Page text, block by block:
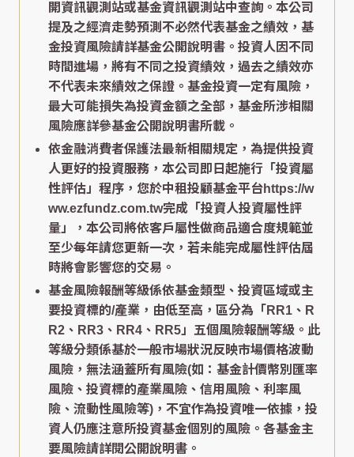
開資訊觀測站或基金資訊觀測站中查詢。本公司
提及之經濟走勢預測不必然代表基金之績效，基
金投資風險請詳基金公開說明書。投資人因不同
時間進場，將有不同之投資績效，過去之績效亦
不代表未來績效之保證。基金投資一定有風險，
最大可能損失為投資金額之全部，基金所涉相關
風險應詳參基金公開說明書所載。
依金融消費者保護法最新相關規定，為提供投資
人更好的投資服務，本公司即日起施行「投資屬
性評估」程序，您於中租投顧基金平台https://w
ww.ezfundz.com.tw完成「投資人投資屬性評
量」，本公司將依客戶屬性做商品適合度規範並
至少每年請您更新一次，若未能完成屬性評估屆
時將會影響您的交易。
基金風險報酬等級係依基金類型、投資區域或主
要投資標的/產業，由低至高，區分為「RR1、R
R2、RR3、RR4、RR5」五個風險報酬等級。此
等級分類係基於一般市場狀況反映市場價格波動
風險，無法涵蓋所有風險(如：基金計價幣別匯率
風險、投資標的產業風險、信用風險、利率風
險、流動性風險等)，不宜作為投資唯一依據，投
資人仍應注意所投資基金個別的風險。各基金主
要風險請詳閱公開說明書。